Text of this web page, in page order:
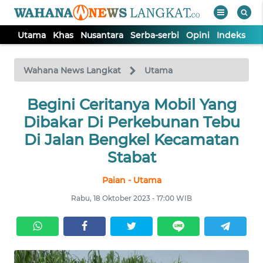
Utama Khas Nusantara Serba-serbi Opini Indeks
Wahana News Langkat Utama
Begini Ceritanya Mobil Yang
Dibakar Di Perkebunan Tebu
Di Jalan Bengkel Kecamatan
Stabat
Paian - Utama
Rabu, 18 Oktober 2023 - 17:00 WIB
TV
Tutup
UTAMA
KHAS
SERBI
OPINI